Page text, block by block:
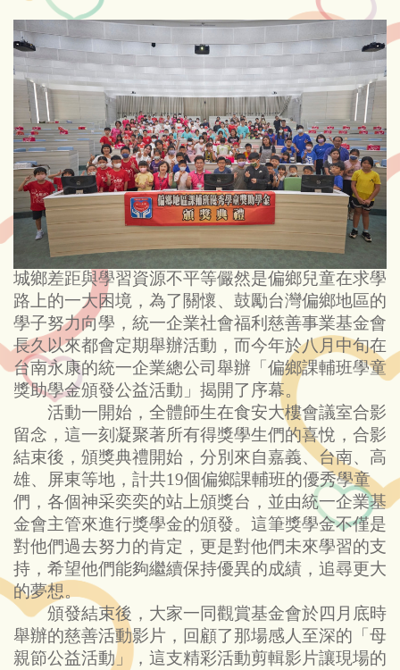
城鄉差距與學習資源不平等儼然是偏鄉兒童在求學
路上的一大困境，為了關懷、鼓勵台灣偏鄉地區的
學子努力向學，統一企業社會福利慈善事業基金會
長久以來都會定期舉辦活動，而今年於八月中旬在
台南永康的統一企業總公司舉辦「偏鄉課輔班學童
獎助學金頒發公益活動」揭開了序幕。
活動一開始，全體師生在食安大樓會議室合影
留念，這一刻凝聚著所有得獎學生們的喜悅，合影
結束後，頒獎典禮開始，分別來自嘉義、台南、高
雄、屏東等地，計共19個偏鄉課輔班的優秀學童
們，各個神采奕奕的站上頒獎台，並由統一企業基
金會主管來進行獎學金的頒發。這筆獎學金不僅是
對他們過去努力的肯定，更是對他們未來學習的支
持，希望他們能夠繼續保持優異的成績，追尋更大
的夢想。
頒發結束後，大家一同觀賞基金會於四月底時
舉辦的慈善活動影片，回顧了那場感人至深的「母
親節公益活動」，這支精彩活動剪輯影片讓現場的